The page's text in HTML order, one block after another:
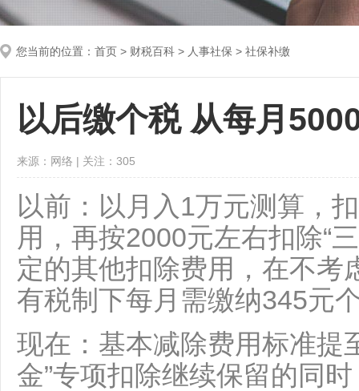
您当前的位置： 首页 > 财税百科 > 人事社保 > 社保补缴
以后缴个税 从每月
来源：网络 | 关注： 305
以前：以月入1万元测算，
用，再按2000元左右扣除“
定的其他扣除费用，在不考
有税制下每月需缴纳345元
现在：基本减除费用标准提
金”专项扣除继续保留的同